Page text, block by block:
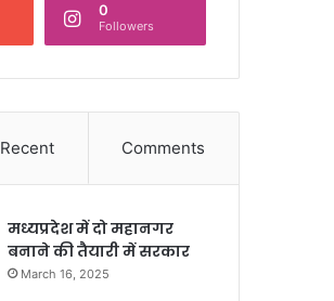
0
Followers
Recent Comments
मध्यप्रदेश में दो महानगर
बनाने की तैयारी में सरकार
March 16, 2025